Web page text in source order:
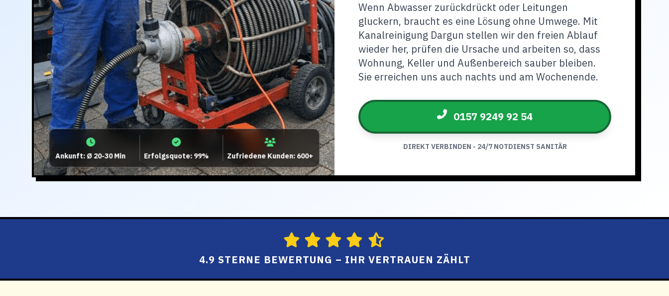
Ankunft: Ø 20-30 Min Erfolgsquote: 99% Zufriedene Kunden: 600+
Wenn Abwasser zurückdrückt oder Leitungen
gluckern, braucht es eine Lösung ohne Umwege. Mit
Kanalreinigung Dargun stellen wir den freien Ablauf
wieder her, prüfen die Ursache und arbeiten so, dass
Wohnung, Keller und Außenbereich sauber bleiben.
Sie erreichen uns auch nachts und am Wochenende.
0157 9249 92 54
DIREKT VERBINDEN - 24/7 NOTDIENST SANITÄR
4.9 STERNE BEWERTUNG – IHR VERTRAUEN ZÄHLT